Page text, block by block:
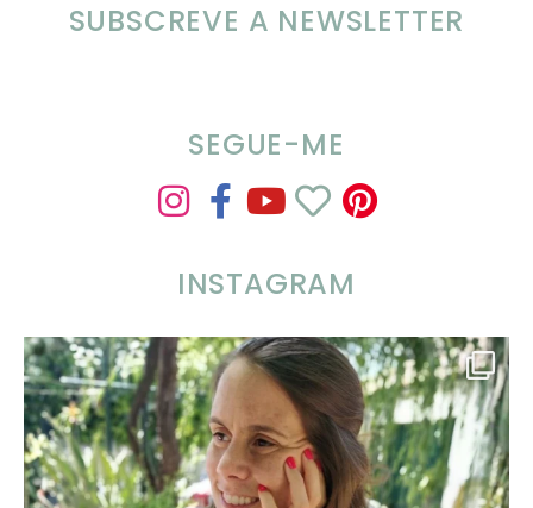
SUBSCREVE A NEWSLETTER
SEGUE-ME
INSTAGRAM